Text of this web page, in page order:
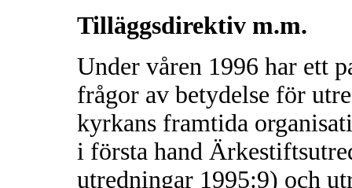
Tilläggsdirektiv m.m.
Under våren 1996 har ett
frågor av betydelse för
kyrkans framtida
i första hand
utredningar 1995:9) och